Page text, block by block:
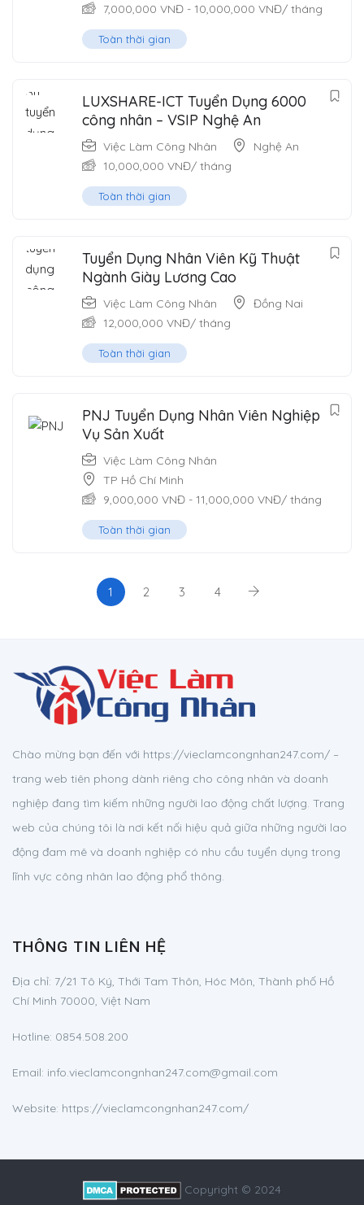
7,000,000 VNĐ - 10,000,000 VNĐ/ tháng
Toàn thời gian
LUXSHARE-ICT Tuyển Dụng 6000
công nhân – VSIP Nghệ An
Việc Làm Công Nhân
Nghệ An
10,000,000 VNĐ/ tháng
Toàn thời gian
Tuyển Dụng Nhân Viên Kỹ Thuật
Ngành Giày Lương Cao
Việc Làm Công Nhân
Đồng Nai
12,000,000 VNĐ/ tháng
Toàn thời gian
PNJ Tuyển Dụng Nhân Viên Nghiệp
Vụ Sản Xuất
Việc Làm Công Nhân
TP Hồ Chí Minh
9,000,000 VNĐ - 11,000,000 VNĐ/ tháng
Toàn thời gian
1 2 3 4
Chào mừng bạn đến với https://vieclamcongnhan247.com/ –
trang web tiên phong dành riêng cho công nhân và doanh
nghiệp đang tìm kiếm những người lao động chất lượng. Trang
web của chúng tôi là nơi kết nối hiệu quả giữa những người lao
động đam mê và doanh nghiệp có nhu cầu tuyển dụng trong
lĩnh vực công nhân lao động phổ thông.
THÔNG TIN LIÊN HỆ
Địa chỉ: 7/21 Tô Ký, Thới Tam Thôn, Hóc Môn, Thành phố Hồ
Chí Minh 70000, Việt Nam
Hotline: 0854.508.200
Email: info.vieclamcongnhan247.com@gmail.com
Website: https://vieclamcongnhan247.com/
Copyright © 2024